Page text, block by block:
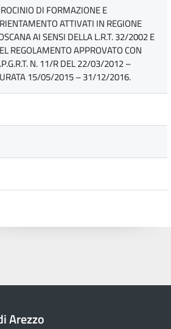
DI FORMAZIONE E
ATTIVATI IN REGIONE
AI SENSI DELLA L.R.T. 32/2002 E
REGOLAMENTO APPROVATO CON
N. 11/R DEL 22/03/2012 –
15/05/2015 – 31/12/2016.
Arezzo